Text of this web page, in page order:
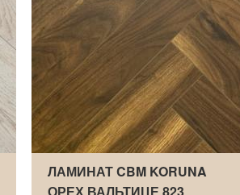
ЛАМИНАТ CBM KORUNA